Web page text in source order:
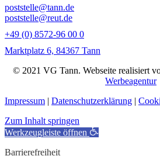
poststelle@tann.de
poststelle@reut.de
+49 (0) 8572-96 00 0
Marktplatz 6, 84367 Tann
© 2021 VG Tann. Webseite realisiert
Werbeagentur
Impressum | Datenschutzerklärung |
Zum Inhalt springen
Werkzeugleiste öffnen
Barrierefreiheit